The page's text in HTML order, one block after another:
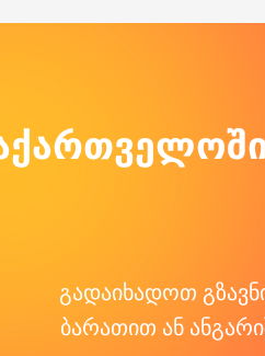
გადაიხადოთ
ბარათით ან